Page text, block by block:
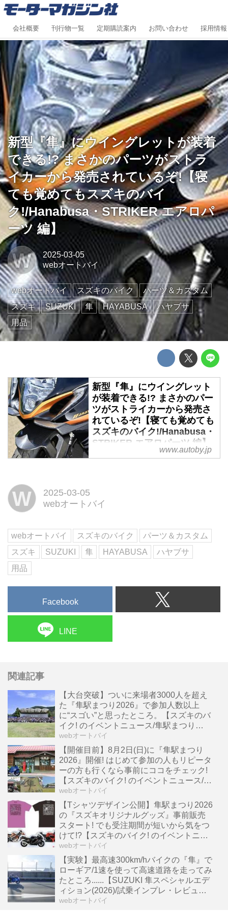
会社概要 刊行物一覧 定期購読案内 お問い合わせ 採用情報
新型『隼』にウイングレットが装着
できる!? まさかのパーツがストラ
イカーから発売されているぞ!【寝
ても覚めてもスズキのバイ
ク!/Hanabusa・STRIKER エアロパ
ーツ 編】
W
2025-03-05
webオートバイ
webオートバイ スズキのバイク
パーツ＆カスタム
スズキ
SUZUKI 隼 HAYABUSA
ハヤブサ
用品
新型『隼』にウイングレット
が装着できる!? まさかのパー
ツがストライカーから発売さ
れているぞ!【寝ても覚めても
スズキのバイク!/Hanabusa・
STRIKER エアロパーツ 編】
スズキのアルティメットスポーツ
ます。隼にウイングレットだと
www.autoby.jp
W
2025-03-05
webオートバイ
webオートバイ スズキのバイク
パーツ＆カスタム
スズキ
SUZUKI 隼 HAYABUSA
ハヤブサ
用品
Facebook
LINE
関連記事
【大台突破】ついに来場者3000人を超え
た『隼駅まつり2026』で参加人数以上
に“スゴい”と思ったところ。【スズキのバ
イク! のイベントニュース/隼駅まつり
2026】
webオートバイ
【開催目前】8月2日(日)に『隼駅まつり
2026』開催! はじめて参加の人もリピータ
ーの方も行くなら事前にココをチェック!
【スズキのバイク! のイベントニュース/隼
駅祭り 2026 】
webオートバイ
【Tシャツデザイン公開】隼駅まつり2026
の『スズキオリジナルグッズ』事前販売
スタート! でも受注期間が短いから気をつ
けて!?【スズキのバイク! のイベントニュ
ース/第16回隼駅祭り】
webオートバイ
【実験】最高速300km/hバイクの『隼』で
ローギア/1速を使って高速道路を走ってみ
たところ......【SUZUKI 隼スペシャルエデ
ィション(2026)/試乗インプレ・レビュー
おまけ編】
webオートバイ